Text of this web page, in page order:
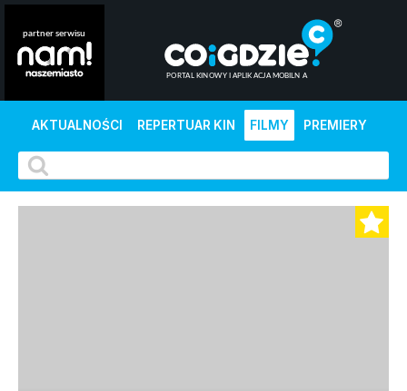
AKTUALNOŚCI REPERTUAR KIN FILMY PREMIERY